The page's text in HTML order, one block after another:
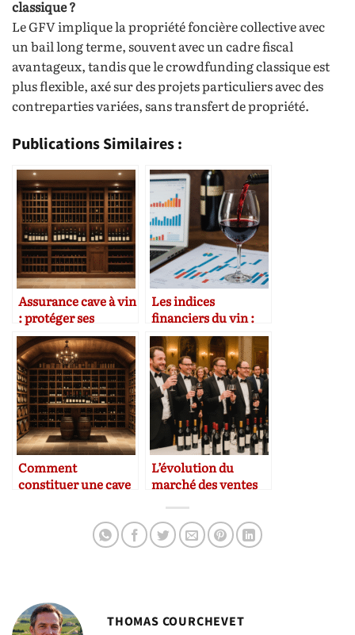
classique ?
Le GFV implique la propriété foncière collective avec
un bail long terme, souvent avec un cadre fiscal
avantageux, tandis que le crowdfunding classique est
plus flexible, axé sur des projets particuliers avec des
contreparties variées, sans transfert de propriété.
Publications Similaires :
Assurance cave à vin
: protéger ses
investissements
Les indices
financiers du vin :
comment les
interpréter
Comment
constituer une cave
L’évolution du
marché des ventes
THOMAS COURCHEVET